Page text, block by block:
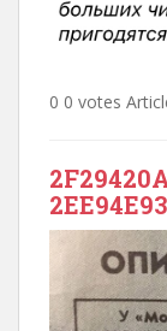
0 0 votes